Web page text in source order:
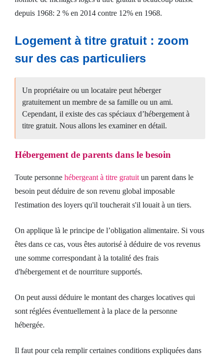
depuis 1968: 2 % en 2014 contre 12% en 1968.
Logement à titre gratuit : zoom
sur des cas particuliers
Un propriétaire ou un locataire peut héberger
gratuitement un membre de sa famille ou un ami.
Cependant, il existe des cas spéciaux d’hébergement à
titre gratuit. Nous allons les examiner en détail.
Hébergement de parents dans le besoin
Toute personne hébergeant à titre gratuit un parent dans le
besoin peut déduire de son revenu global imposable
l'estimation des loyers qu'il toucherait s'il louait à un tiers.
On applique là le principe de l’obligation alimentaire. Si vous
êtes dans ce cas, vous êtes autorisé à déduire de vos revenus
une somme correspondant à la totalité des frais
d'hébergement et de nourriture supportés.
On peut aussi déduire le montant des charges locatives qui
sont réglées éventuellement à la place de la personne
hébergée.
Il faut pour cela remplir certaines conditions expliquées dans